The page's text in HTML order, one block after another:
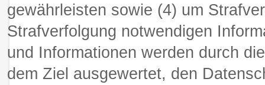
gewährleisten sowie (4) um
Strafverfolgung notwendigen
und Informationen werden durch
dem Ziel ausgewertet, den